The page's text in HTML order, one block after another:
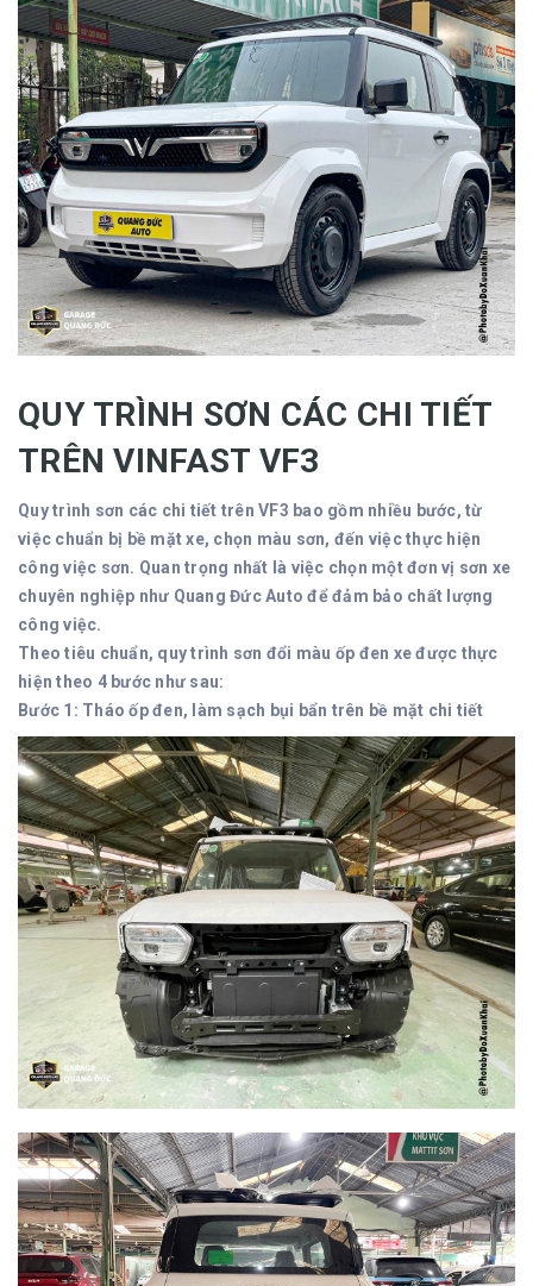
QUY TRÌNH SƠN CÁC CHI TIẾT
TRÊN VINFAST VF3
Quy trình sơn các chi tiết trên VF3 bao gồm nhiều bước, từ
việc chuẩn bị bề mặt xe, chọn màu sơn, đến việc thực hiện
công việc sơn. Quan trọng nhất là việc chọn một đơn vị sơn xe
chuyên nghiệp như Quang Đức Auto để đảm bảo chất lượng
công việc.
Theo tiêu chuẩn, quy trình sơn đổi màu ốp đen xe được thực
hiện theo 4 bước như sau:
Bước 1: Tháo ốp đen, làm sạch bụi bẩn trên bề mặt chi tiết